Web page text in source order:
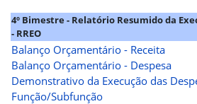
4º Bimestre - Relatório Resumido da
- RREO
Balanço Orçamentário - Receita
Balanço Orçamentário - Despesa
Demonstrativo da Execução das
Função/Subfunção